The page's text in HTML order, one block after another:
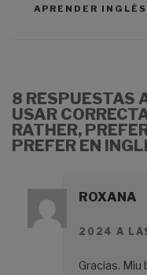
APRENDER INGLÉS
8 RESPUESTAS
USAR
RATHER,
PREFER EN
ROXANA
2024 A
Gracias. Miu